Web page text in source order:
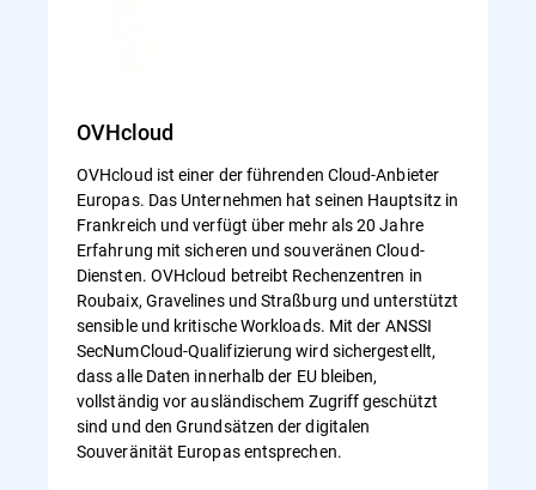
OVHcloud
OVHcloud ist einer der führenden Cloud-Anbieter
Europas. Das Unternehmen hat seinen Hauptsitz in
Frankreich und verfügt über mehr als 20 Jahre
Erfahrung mit sicheren und souveränen Cloud-
Diensten. OVHcloud betreibt Rechenzentren in
Roubaix, Gravelines und Straßburg und unterstützt
sensible und kritische Workloads. Mit der ANSSI
SecNumCloud-Qualifizierung wird sichergestellt,
dass alle Daten innerhalb der EU bleiben,
vollständig vor ausländischem Zugriff geschützt
sind und den Grundsätzen der digitalen
Souveränität Europas entsprechen.